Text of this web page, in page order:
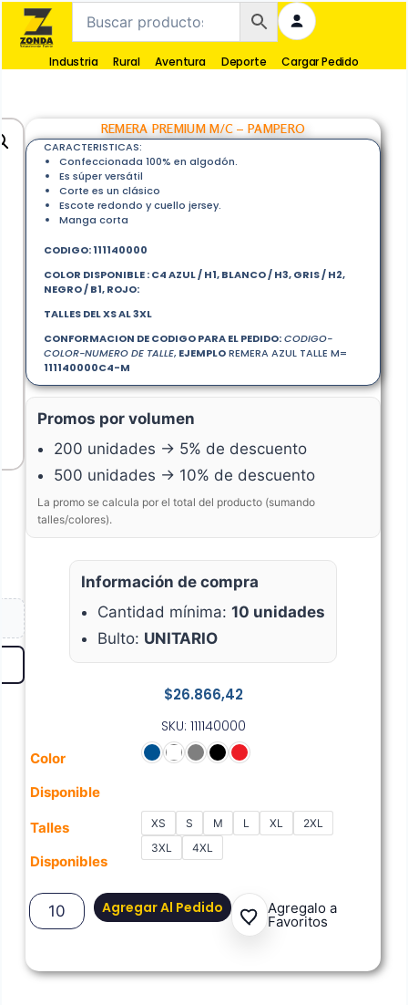
Industria Rural Aventura Deporte Cargar Pedido
REMERA PREMIUM M/C – PAMPERO
$26.866,42
CARACTERISTICAS:
Confeccionada 100% en algodón.
Es súper versátil
Corte es un clásico
Escote redondo y cuello jersey.
Manga corta
CODIGO: 111140000
COLOR DISPONIBLE : C4 AZUL / H1,BLANCO / H3,GRIS / H2,
NEGRO / B1,ROJO:
TALLES DEL XS AL 3XL
CONFORMACION DE CODIGO PARA EL PEDIDO:CODIGO-
COLOR-NUMERO DE TALLE, EJEMPLOREMERA AZUL TALLE M=
111140000C4-M
SKU: 111140000
Color
Disponible
Talles
Disponibles
XS S M L XL
2XL
3XL
4XL
Agregar Al Pedido Agregalo a
Favoritos
Promos por volumen
200 unidades → 5% de descuento
500 unidades → 10% de descuento
La promo se calcula por el total del producto (sumando
talles/colores).
Información de compra
Cantidad mínima: 10 unidades
Bulto: UNITARIO